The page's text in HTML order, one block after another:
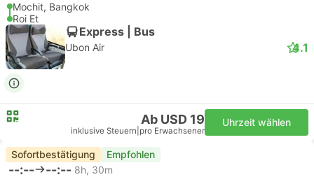
Mochit, Bangkok
Roi Et
Express | Bus
Ubon Air 4.1
Ab USD 19
inklusive Steuern pro Erwachsener
Uhrzeit wählen
Sofortbestätigung Empfohlen
--:-- --:-- 8h, 30m